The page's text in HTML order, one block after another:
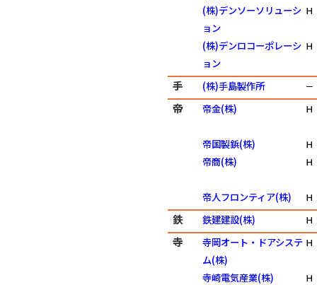
(株)デンソーソリューシ
ョン
Ｈ
(株)デンロコーポレーシ
ョン
Ｈ
手 (株)手島製作所 －
帝 帝金(株) Ｈ
帝国製鋲(株) Ｈ
帝商(株) Ｈ
帝人フロンティア(株) Ｈ
鉄 鉄建建設(株) Ｈ
寺
寺岡オート・ドアシステ
ム(株)
Ｈ
寺崎電気産業(株) Ｈ